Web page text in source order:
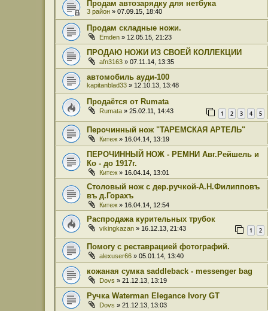
Продам автозарядку для нетбука
3 район » 07.09.15, 18:40
Продам складные ножи.
Emden » 12.05.15, 21:23
ПРОДАЮ НОЖИ ИЗ СВОЕЙ КОЛЛЕКЦИИ
afn3163 » 07.11.14, 13:35
автомобиль ауди-100
kapitanblad33 » 12.10.13, 13:48
Продаётся от Rumata
Rumata » 25.02.11, 14:43 1 2 3 4 5
Перочинный нож "ТАРЕМСКАЯ АРТЕЛЬ"
Китеж » 16.04.14, 13:19
ПЕРОЧИННЫЙ НОЖ - РЕМНИ Авг.Рейшель и
Ко - до 1917г.
Китеж » 16.04.14, 13:01
Столовый нож с дер.ручкой-А.Н.Филипповъ
въ д.Горахъ
Китеж » 16.04.14, 12:54
Распродажа курительных трубок
vikingkazan » 16.12.13, 21:43 1 2
Помогу с реставрацией фотографий.
alexuser66 » 05.01.14, 13:40
кожаная сумка saddleback - messenger bag
Dovs » 21.12.13, 13:19
Ручка Waterman Elegance Ivory GT
Dovs » 21.12.13, 13:03